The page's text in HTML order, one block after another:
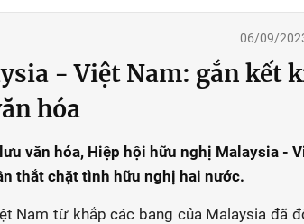
06/09/
- Việt Nam: gắn kết
hóa
văn hóa, Hiệp hội hữu nghị Malaysia -
thắt chặt tình hữu nghị hai nước.
Nam từ khắp các bang của Malaysia đã